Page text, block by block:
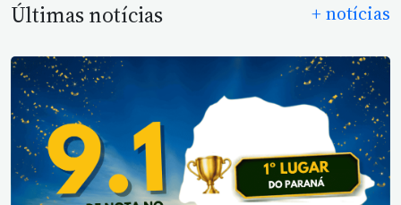
Últimas notícias + notícias